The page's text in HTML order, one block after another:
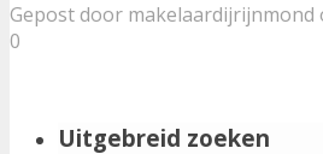
Gepost door makelaardijrijnmond
0
Uitgebreid zoeken